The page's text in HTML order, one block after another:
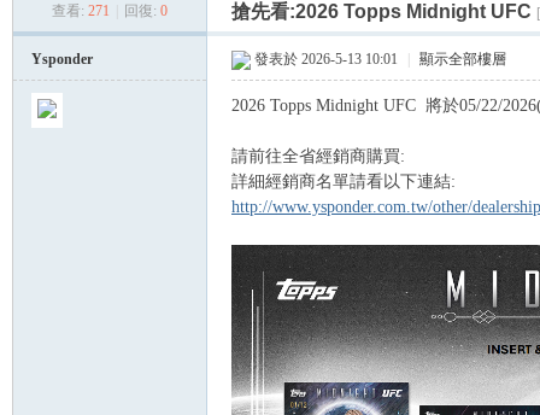
查看: 271 回復: 0 搶先看:2026 Topps Midnight UFC
Ysponder 發表於 2026-5-13 10:01 顯示全部樓層
2026 Topps Midnight UFC 將於05/22/
請前往全省經銷商購買:
詳細經銷商名單請看以下連結:
http://www.ysponder.com.tw/other/